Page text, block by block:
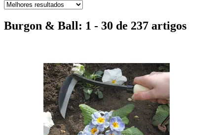
Burgon & Ball: 1 - 30 de 237 artigos